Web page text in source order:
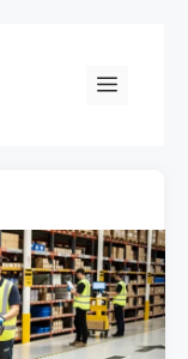
Menu